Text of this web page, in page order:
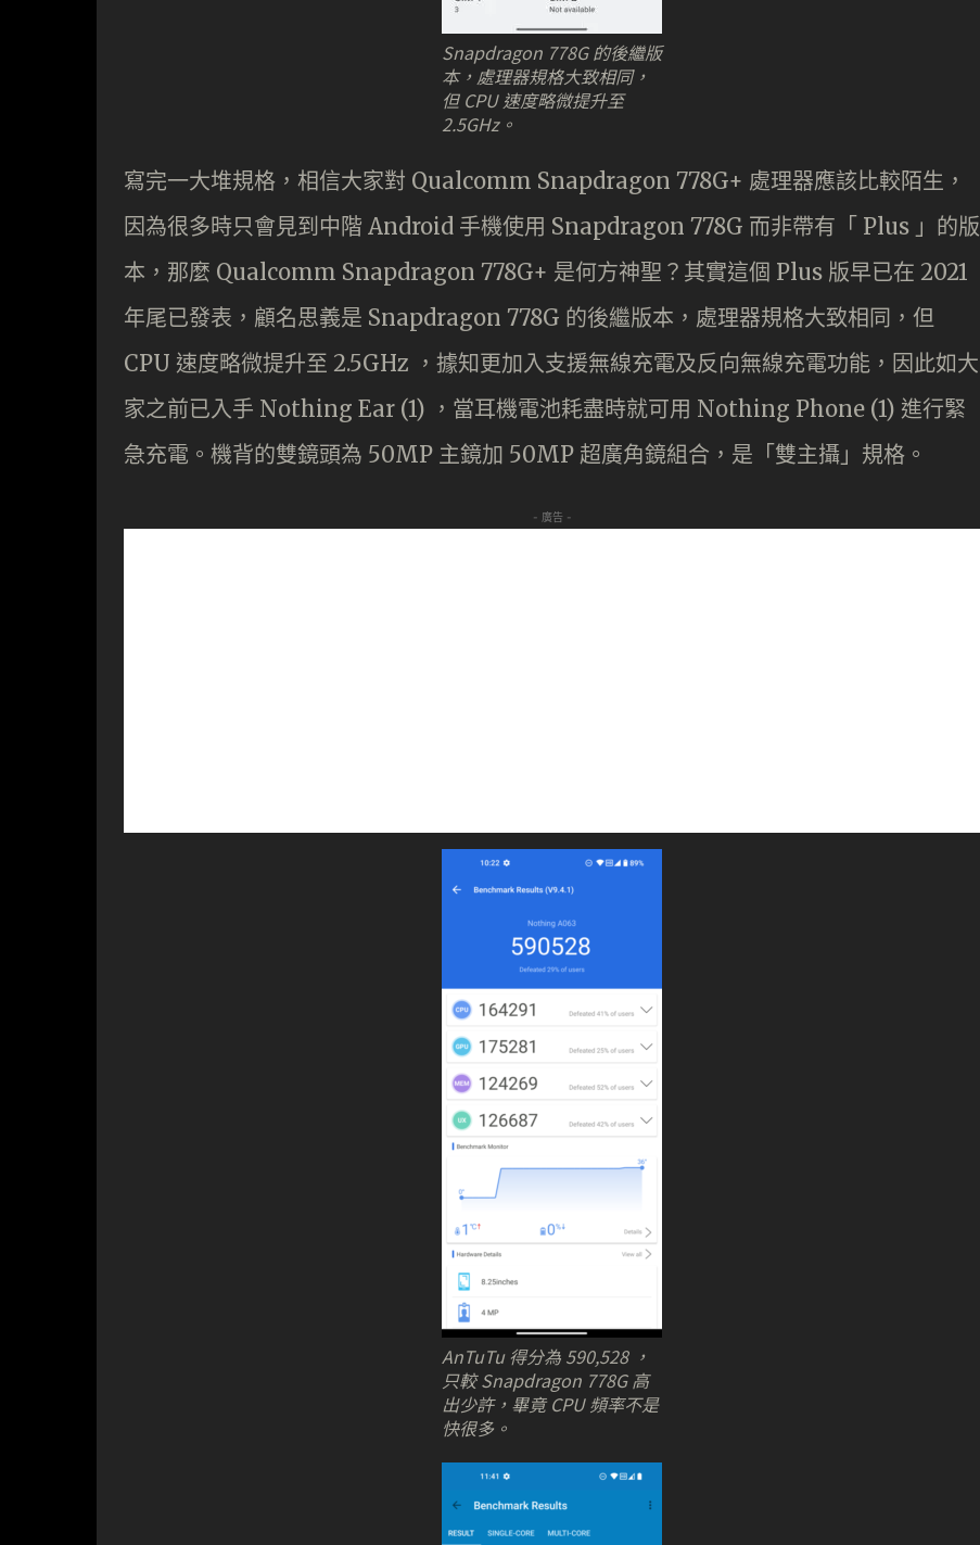
Snapdragon 778G 的後繼版
本，處理器規格大致相同，
但 CPU 速度略微提升至
2.5GHz。
寫完一大堆規格，相信大家對 Qualcomm Snapdragon 778G+ 處理器應該比較陌生，
因為很多時只會見到中階 Android 手機使用 Snapdragon 778G 而非帶有「 Plus 」的版
本，那麼 Qualcomm Snapdragon 778G+ 是何方神聖？其實這個 Plus 版早已在 2021
年尾已發表，顧名思義是 Snapdragon 778G 的後繼版本，處理器規格大致相同，但
CPU 速度略微提升至 2.5GHz ，據知更加入支援無線充電及反向無線充電功能，因此如大
家之前已入手 Nothing Ear (1) ，當耳機電池耗盡時就可用 Nothing Phone (1) 進行緊
急充電。機背的雙鏡頭為 50MP 主鏡加 50MP 超廣角鏡組合，是「雙主攝」規格。
- 廣告 -
AnTuTu 得分為 590,528 ，
只較 Snapdragon 778G 高
出少許，畢竟 CPU 頻率不是
快很多。